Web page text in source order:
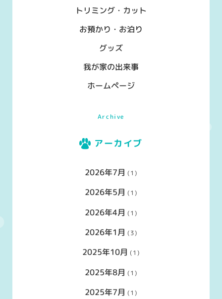
トリミング・カット
お預かり・お泊り
グッズ
我が家の出来事
ホームページ
Archive
アーカイブ
2026年7月 (1)
2026年5月 (1)
2026年4月 (1)
2026年1月 (3)
2025年10月 (1)
2025年8月 (1)
2025年7月 (1)